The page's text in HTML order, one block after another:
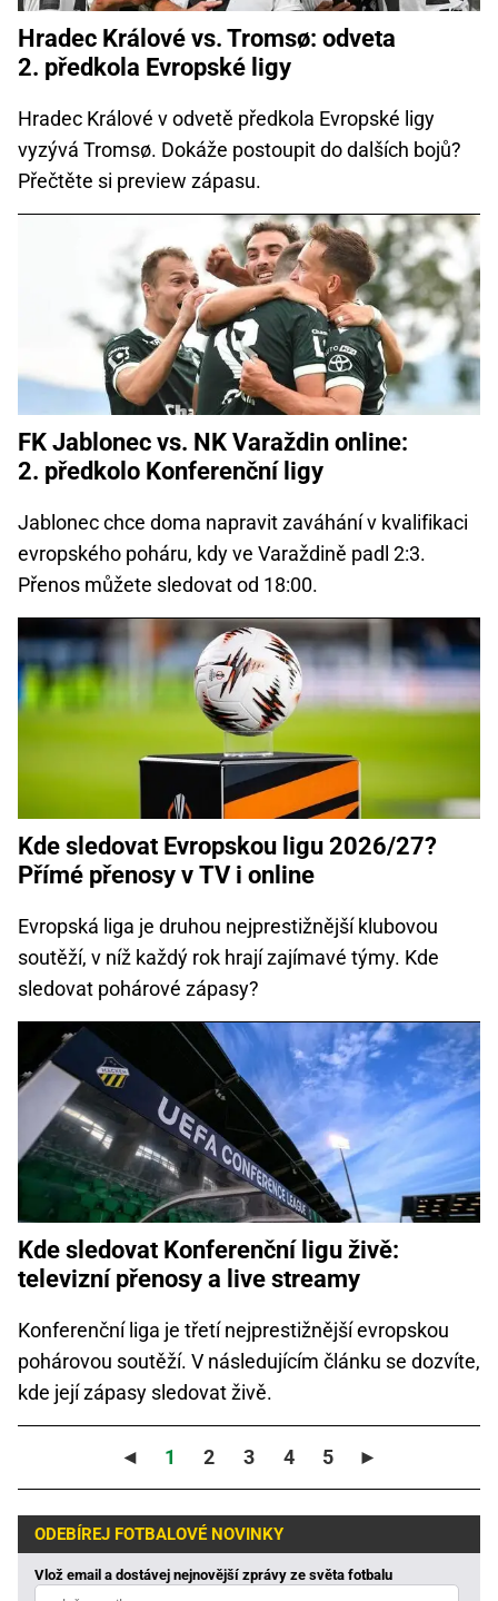
Hradec Králové vs. Tromsø: odveta
2. předkola Evropské ligy
Hradec Králové v odvetě předkola Evropské ligy
vyzývá Tromsø. Dokáže postoupit do dalších bojů?
Přečtěte si preview zápasu.
FK Jablonec vs. NK Varaždin online:
2. předkolo Konferenční ligy
Jablonec chce doma napravit zaváhání v kvalifikaci
evropského poháru, kdy ve Varaždině padl 2:3.
Přenos můžete sledovat od 18:00.
Kde sledovat Evropskou ligu 2026/27?
Přímé přenosy v TV i online
Evropská liga je druhou nejprestižnější klubovou
soutěží, v níž každý rok hrají zajímavé týmy. Kde
sledovat pohárové zápasy?
Kde sledovat Konferenční ligu živě:
televizní přenosy a live streamy
Konferenční liga je třetí nejprestižnější evropskou
pohárovou soutěží. V následujícím článku se dozvíte,
kde její zápasy sledovat živě.
◄ 1 2 3 4 5 ►
ODEBÍREJ FOTBALOVÉ NOVINKY
Vlož email a dostávej nejnovější zprávy ze světa fotbalu